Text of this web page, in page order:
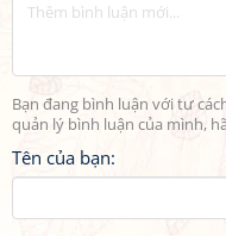
Bạn đang bình luận với tư
quản lý bình luận của mình,
Tên của bạn: